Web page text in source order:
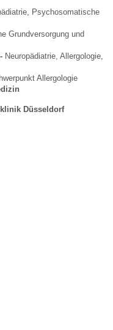
Psychosomatische
Grundversorgung und
Neuropädiatrie, Allergologie,
Allergologie
Düsseldorf